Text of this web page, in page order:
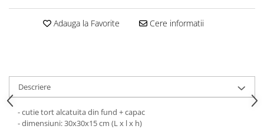
MARTURII
CUTII TIP CUB PENTRU MARTURII
CUTII PENTRU OUA/FIGURINE DE
CIOCOLATA
Adauga la Favorite Cere informatii
Descriere
- cutie tort alcatuita din fund + capac
- dimensiuni: 30x30x15 cm (L x l x h)